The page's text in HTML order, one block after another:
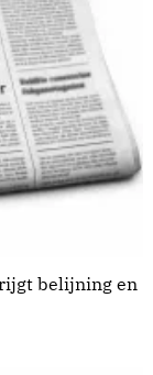
belijning en